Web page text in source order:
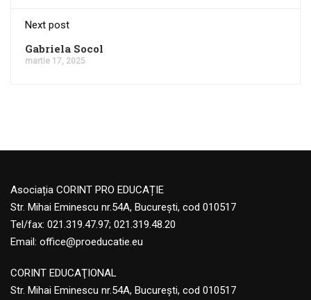
Next post
Gabriela Socol
martie 17, 2025
Asociația CORINT PRO EDUCAȚIE
Str. Mihai Eminescu nr.54A, București, cod 010517
Tel/fax: 021.319.47.97; 021.319.48.20
Email: office@proeducatie.eu
CORINT EDUCAŢIONAL
Str. Mihai Eminescu nr.54A, Bucureşti, cod 010517